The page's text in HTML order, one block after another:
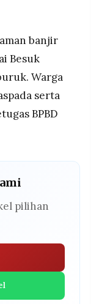
banjir
Besuk
Warga
serta
BPBD
pilihan